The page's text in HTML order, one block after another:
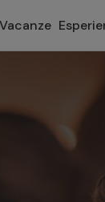
Vacanze